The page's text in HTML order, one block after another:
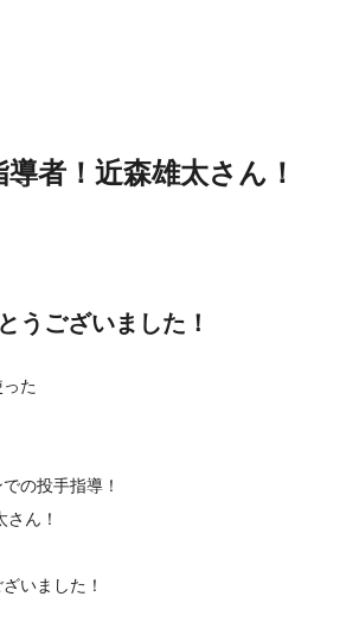
者！近森雄太さん！
うございました！
った
の投手指導！
ん！
いました！